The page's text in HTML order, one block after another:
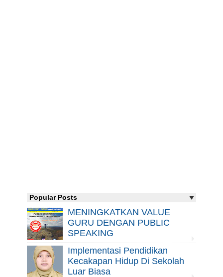
Popular Posts
MENINGKATKAN VALUE
GURU DENGAN PUBLIC
SPEAKING
Implementasi Pendidikan
Kecakapan Hidup Di Sekolah
Luar Biasa